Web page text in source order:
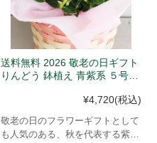
送料無料 2026 敬老の日ギフト
りんどう 鉢植え 青紫系 ５号
¥4,720(税込)
敬老の日のフラワーギフトとして
も人気のある、秋を代表する紫の